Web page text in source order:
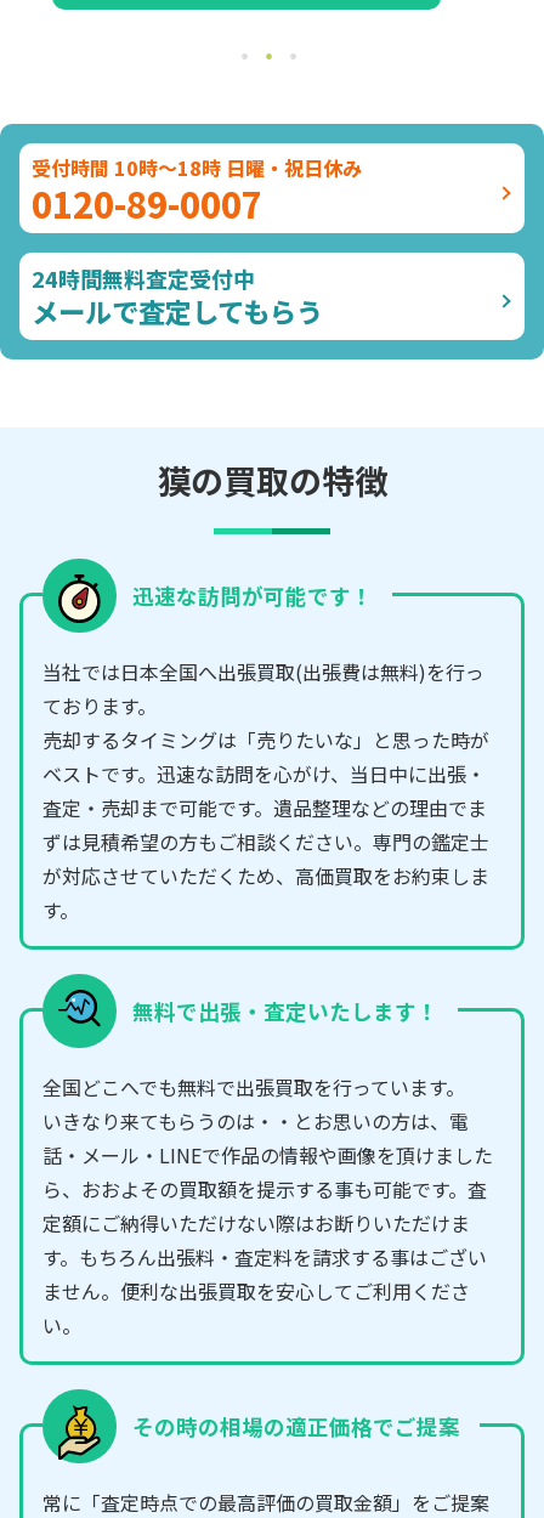
受付時間 10時～18時 日曜・祝日休み
0120-89-0007
24時間無料査定受付中
メールで査定してもらう
獏の買取の特徴
迅速な訪問が可能です！
当社では日本全国へ出張買取(出張費は無料)を行っ
ております。
売却するタイミングは「売りたいな」と思った時が
ベストです。迅速な訪問を心がけ、当日中に出張・
査定・売却まで可能です。遺品整理などの理由でま
ずは見積希望の方もご相談ください。専門の鑑定士
が対応させていただくため、高価買取をお約束しま
す。
無料で出張・査定いたします！
全国どこへでも無料で出張買取を行っています。
いきなり来てもらうのは・・とお思いの方は、電
話・メール・LINEで作品の情報や画像を頂けました
ら、おおよその買取額を提示する事も可能です。査
定額にご納得いただけない際はお断りいただけま
す。もちろん出張料・査定料を請求する事はござい
ません。便利な出張買取を安心してご利用くださ
い。
その時の相場の適正価格でご提案
常に「査定時点での最高評価の買取金額」をご提案